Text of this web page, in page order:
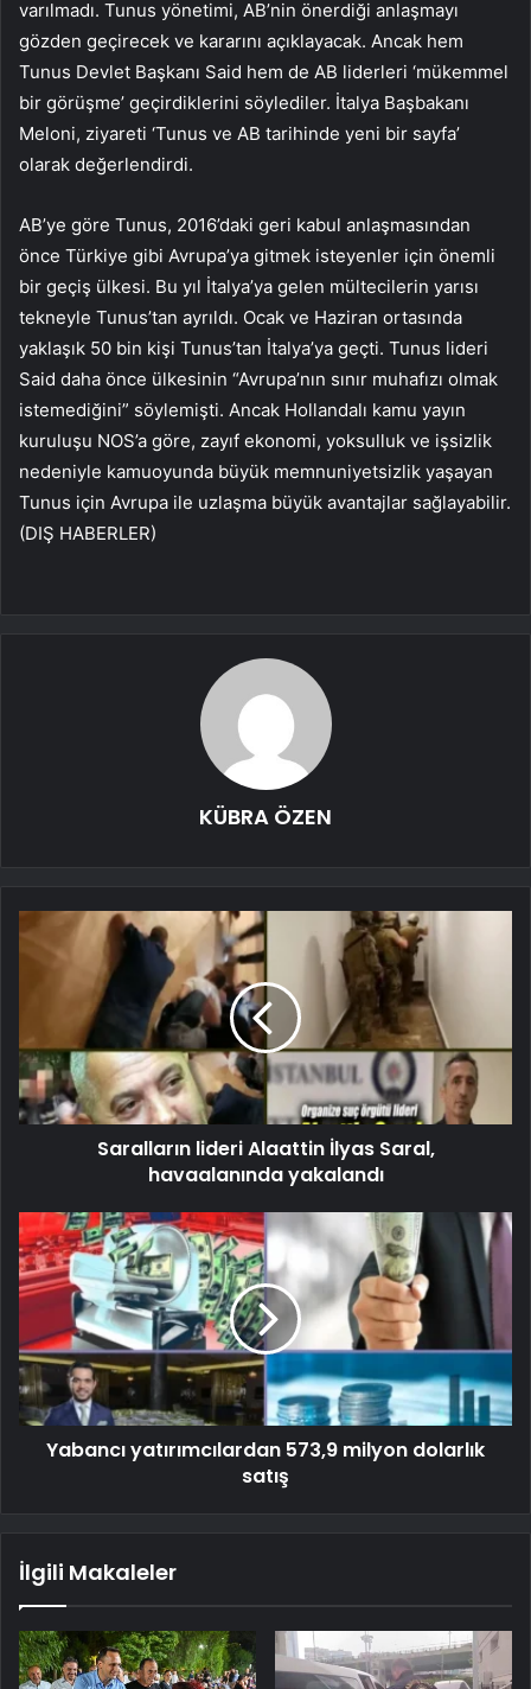
varılmadı. Tunus yönetimi, AB’nin önerdiği anlaşmayı
gözden geçirecek ve kararını açıklayacak. Ancak hem
Tunus Devlet Başkanı Said hem de AB liderleri ‘mükemmel
bir görüşme’ geçirdiklerini söylediler. İtalya Başbakanı
Meloni, ziyareti ‘Tunus ve AB tarihinde yeni bir sayfa’
olarak değerlendirdi.
AB’ye göre Tunus, 2016’daki geri kabul anlaşmasından
önce Türkiye gibi Avrupa’ya gitmek isteyenler için önemli
bir geçiş ülkesi. Bu yıl İtalya’ya gelen mültecilerin yarısı
tekneyle Tunus’tan ayrıldı. Ocak ve Haziran ortasında
yaklaşık 50 bin kişi Tunus’tan İtalya’ya geçti. Tunus lideri
Said daha önce ülkesinin “Avrupa’nın sınır muhafızı olmak
istemediğini” söylemişti. Ancak Hollandalı kamu yayın
kuruluşu NOS’a göre, zayıf ekonomi, yoksulluk ve işsizlik
nedeniyle kamuoyunda büyük memnuniyetsizlik yaşayan
Tunus için Avrupa ile uzlaşma büyük avantajlar sağlayabilir.
(DIŞ HABERLER)
KÜBRA ÖZEN
Saralların lideri Alaattin İlyas Saral,
havaalanında yakalandı
Yabancı yatırımcılardan 573,9 milyon dolarlık
satış
İlgili Makaleler